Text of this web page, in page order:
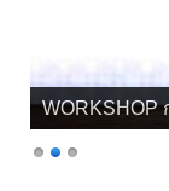
WORKSHOP